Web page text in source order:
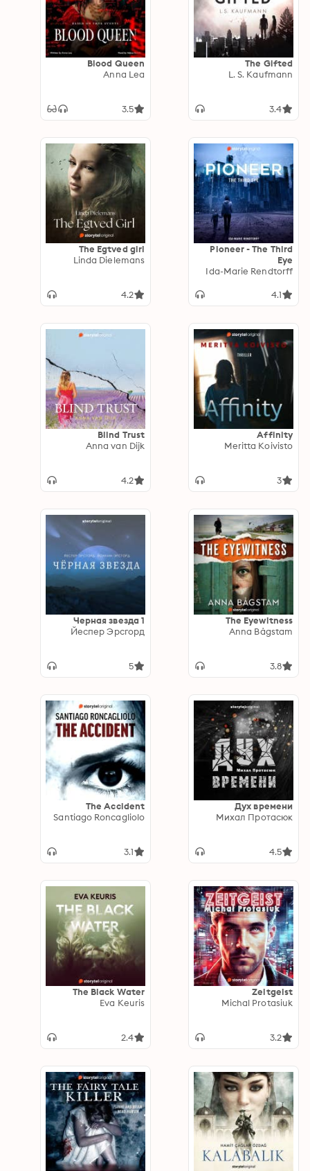
The Gifted
L. S. Kaufmann
3.4
Blood Queen
Anna Lea
3.5
Pioneer - The Third
Eye
Ida-Marie Rendtorff
4.1
The Egtved girl
Linda Dielemans
4.2
Affinity
Meritta Koivisto
3
Blind Trust
Anna van Dijk
4.2
The Eyewitness
Anna Bågstam
3.8
Черная звезда 1
Йеспер Эрсгорд
5
Дух времени
Михал Протасюк
4.5
The Accident
Santiago Roncagliolo
3.1
Zeitgeist
Michal Protasiuk
3.2
The Black Water
Eva Keuris
2.4